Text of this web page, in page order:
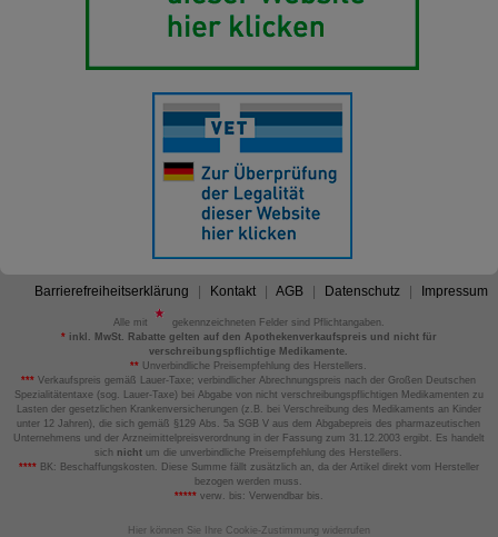
Barrierefreiheitserklärung Kontakt AGB Datenschutz Impressum
Alle mit
gekennzeichneten Felder sind Pflichtangaben.
*inkl. MwSt. Rabatte gelten auf den Apothekenverkaufspreis und nicht für
verschreibungspflichtige Medikamente.
** Unverbindliche Preisempfehlung des Herstellers.
*** Verkaufspreis gemäß Lauer-Taxe; verbindlicher Abrechnungspreis nach der Großen Deutschen
Spezialitätentaxe (sog. Lauer-Taxe) bei Abgabe von nicht verschreibungspflichtigen Medikamenten zu
Lasten der gesetzlichen Krankenversicherungen (z.B. bei Verschreibung des Medikaments an Kinder
unter 12 Jahren), die sich gemäß §129 Abs. 5a SGB V aus dem Abgabepreis des pharmazeutischen
Unternehmens und der Arzneimittelpreisverordnung in der Fassung zum 31.12.2003 ergibt. Es handelt
sich nicht um die unverbindliche Preisempfehlung des Herstellers.
****BK: Beschaffungskosten. Diese Summe fällt zusätzlich an, da der Artikel direkt vom Hersteller
bezogen werden muss.
*****verw. bis: Verwendbar bis.
Hier können Sie Ihre Cookie-Zustimmung widerrufen